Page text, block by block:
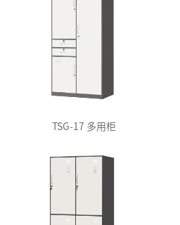
TSG-17 多用柜